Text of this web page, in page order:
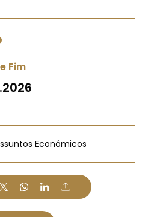
Fim
Económicos